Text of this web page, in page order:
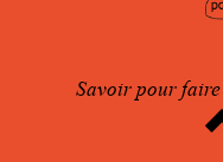
Savoir pour faire